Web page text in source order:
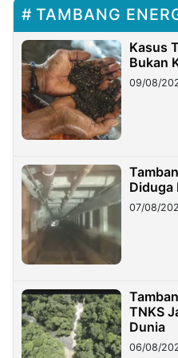
TAMBANG
Kasus
Bukan
09/08/
Diduga
07/08/
TNKS
Dunia
06/08/